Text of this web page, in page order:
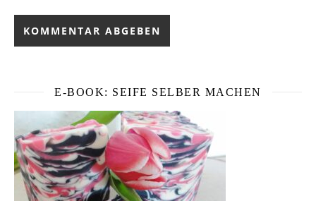
E-BOOK: SEIFE SELBER MACHEN